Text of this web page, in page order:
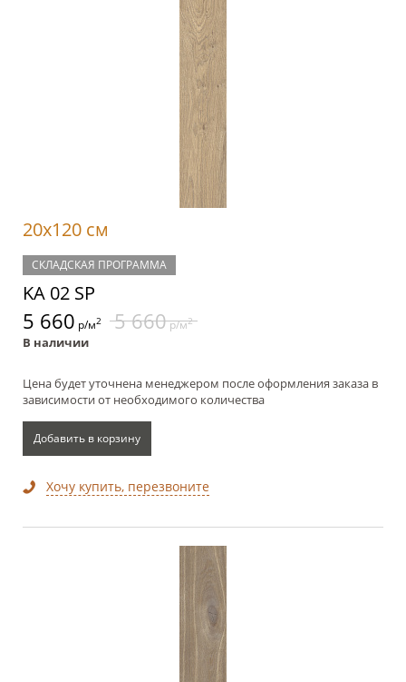
20x120 см
СКЛАДСКАЯ ПРОГРАММА
KA 02 SP
5 660 р/м2 5 660р/м2
В наличии
Цена будет уточнена менеджером после оформления заказа в
зависимости от необходимого количества
Добавить в корзину
Хочу купить, перезвоните